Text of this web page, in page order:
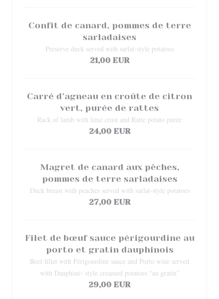
Confit de canard, pommes de terre
sarladaises
Preserve duck served with sarlat-style potatoes
21,00 EUR
Carré d’agneau en croûte de citron
vert, purée de rattes
Rack of lamb with lime crust and Ratte potato purée
24,00 EUR
Magret de canard aux pêches,
pommes de terre sarladaises
Duck breast with peaches served with sarlat-style potatoes
27,00 EUR
Filet de bœuf sauce périgourdine au
porto et gratin dauphinois
Beef fillet with Périgourdine sauce and Porto wine served
with Dauphiné- style creamed potatoes “au gratin”
29,00 EUR